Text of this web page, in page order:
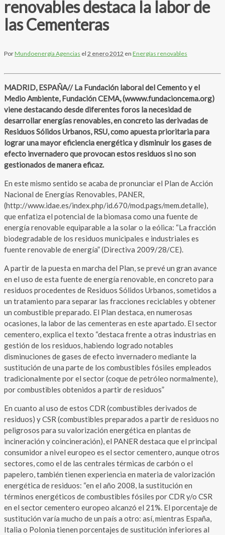
renovables destaca la labor de
las Cementeras
PorMundoenergía Agencias el 2 enero 2012 en Energías renovables
MADRID, ESPAÑA// La Fundación laboral del Cemento y el
Medio Ambiente, Fundación CEMA, (wwww.fundacioncema.org)
viene destacando desde diferentes foros la necesidad de
desarrollar energías renovables, en concreto las derivadas de
Residuos Sólidos Urbanos, RSU, como apuesta prioritaria para
lograr una mayor eficiencia energética y disminuir los gases de
efecto invernadero que provocan estos residuos si no son
gestionados de manera eficaz.
En este mismo sentido se acaba de pronunciar el Plan de Acción
Nacional de Energías Renovables, PANER,
(http://www.idae.es/index.php/id.670/mod.pags/mem.detalle),
que enfatiza el potencial de la biomasa como una fuente de
energía renovable equiparable a la solar o la eólica: “La fracción
biodegradable de los residuos municipales e industriales es
fuente renovable de energía” (Directiva 2009/28/CE).
A partir de la puesta en marcha del Plan, se prevé un gran avance
en el uso de esta fuente de energía renovable, en concreto para
residuos procedentes de Residuos Sólidos Urbanos, sometidos a
un tratamiento para separar las fracciones reciclables y obtener
un combustible preparado. El Plan destaca, en numerosas
ocasiones, la labor de las cementeras en este apartado. El sector
cementero, explica el texto “destaca frente a otras industrias en
gestión de los residuos, habiendo logrado notables
disminuciones de gases de efecto invernadero mediante la
sustitución de una parte de los combustibles fósiles empleados
tradicionalmente por el sector (coque de petróleo normalmente),
por combustibles obtenidos a partir de residuos”
En cuanto al uso de estos CDR (combustibles derivados de
residuos) y CSR (combustibles preparados a partir de residuos no
peligrosos para su valorización energética en plantas de
incineración y coincineración) , el PANER destaca que el principal
consumidor a nivel europeo es el sector cementero, aunque otros
sectores, como el de las centrales térmicas de carbón o el
papelero, también tienen experiencia en materia de valorización
energética de residuos: “en el año 2008, la sustitución en
términos energéticos de combustibles fósiles por CDR y/o CSR
en el sector cementero europeo alcanzó el 21%. El porcentaje de
sustitución varía mucho de un país a otro: así, mientras España,
Italia o Polonia tienen porcentajes de sustitución inferiores al